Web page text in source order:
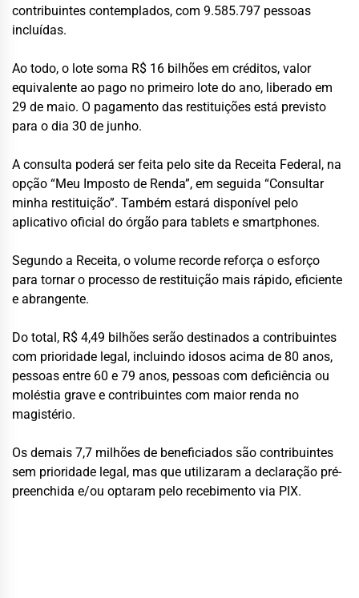
contribuintes contemplados, com 9.585.797 pessoas
incluídas.
Ao todo, o lote soma R$ 16 bilhões em créditos, valor
equivalente ao pago no primeiro lote do ano, liberado em
29 de maio. O pagamento das restituições está previsto
para o dia 30 de junho.
A consulta poderá ser feita pelo site da Receita Federal, na
opção “Meu Imposto de Renda”, em seguida “Consultar
minha restituição”. Também estará disponível pelo
aplicativo oficial do órgão para tablets e smartphones.
Segundo a Receita, o volume recorde reforça o esforço
para tornar o processo de restituição mais rápido, eficiente
e abrangente.
Do total, R$ 4,49 bilhões serão destinados a contribuintes
com prioridade legal, incluindo idosos acima de 80 anos,
pessoas entre 60 e 79 anos, pessoas com deficiência ou
moléstia grave e contribuintes com maior renda no
magistério.
Os demais 7,7 milhões de beneficiados são contribuintes
sem prioridade legal, mas que utilizaram a declaração pré-
preenchida e/ou optaram pelo recebimento via PIX.